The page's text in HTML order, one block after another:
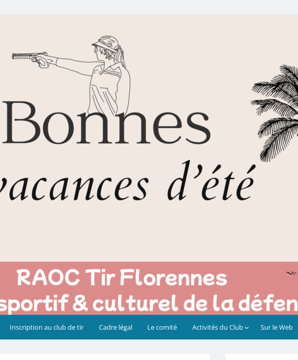
Inscription au club de tir Cadre légal Le comité Activités du Club Sur le Web